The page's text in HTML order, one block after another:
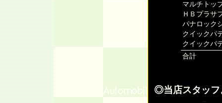
マルチト
ＨＢプラ
パナロッ
クイック
クイック
合計
◎当店スタッフ